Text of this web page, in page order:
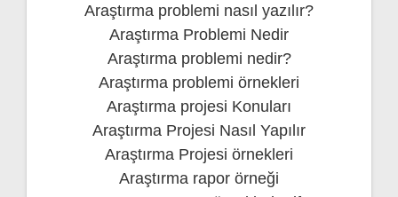
Araştırma problemi nasıl yazılır?
Araştırma Problemi Nedir
Araştırma problemi nedir?
Araştırma problemi örnekleri
Araştırma projesi Konuları
Araştırma Projesi Nasıl Yapılır
Araştırma Projesi örnekleri
Araştırma rapor örneği